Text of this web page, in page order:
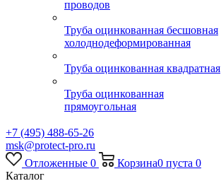
проводов
Труба оцинкованная бесшовная
холоднодеформированная
Труба оцинкованная квадратная
Труба оцинкованная
прямоугольная
+7 (495) 488-65-26
msk@protect-pro.ru
Отложенные 0 Корзина0 пуста 0
Каталог